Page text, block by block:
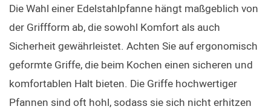
Die Wahl einer Edelstahlpfanne hängt maßgeblich von
der Griffform ab, die sowohl Komfort als auch
Sicherheit gewährleistet. Achten Sie auf ergonomisch
geformte Griffe, die beim Kochen einen sicheren und
komfortablen Halt bieten. Die Griffe hochwertiger
Pfannen sind oft hohl, sodass sie sich nicht erhitzen